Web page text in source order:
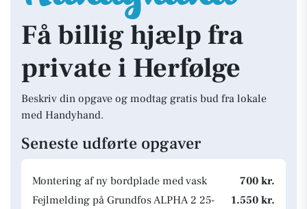
Få billig hjælp fra
private i Herfølge
Beskriv din opgave og modtag gratis bud fra lokale
med Handyhand.
Seneste udførte opgaver
Montering af ny bordplade med vask
700 kr.
Fejlmelding på Grundfos ALPHA 2 25-
1.550 kr.